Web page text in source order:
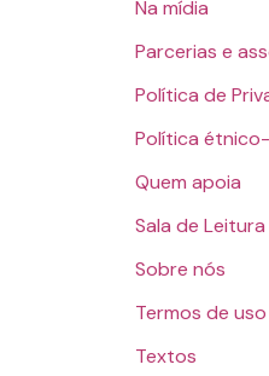
Na mídia
Parcerias e
Política de
Política
Quem apoia
Sala de Leitura
Sobre nós
Termos de uso
Textos